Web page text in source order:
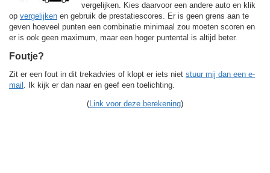
vergelijken. Kies daarvoor een andere auto en klik
op vergelijken en gebruik de prestatiescores. Er is geen grens aan te
geven hoeveel punten een combinatie minimaal zou moeten scoren en
er is ook geen maximum, maar een hoger puntental is altijd beter.
Foutje?
Zit er een fout in dit trekadvies of klopt er iets niet stuur mij dan een e-
mail
. Ik kijk er dan naar en geef een toelichting.
( Link voor deze berekening)